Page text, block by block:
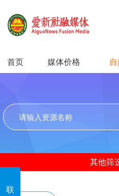
联
首页 媒体价格
其他筛